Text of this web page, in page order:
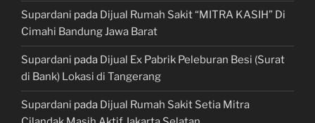
Supardani pada Dijual Rumah Sakit “MITRA KASIH” Di
Cimahi Bandung Jawa Barat
Supardani pada Dijual Ex Pabrik Peleburan Besi (Surat
di Bank) Lokasi di Tangerang
Supardani pada Dijual Rumah Sakit Setia Mitra